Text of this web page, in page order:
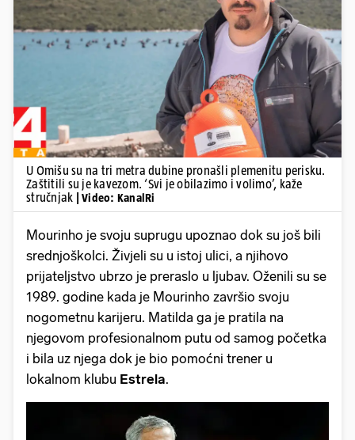
Pokretanje videa...
U Omišu su na tri metra dubine pronašli plemenitu perisku.
Zaštitili su je kavezom. ‘Svi je obilazimo i volimo’, kaže
stručnjak
| Video: KanalRi
Mourinho je svoju suprugu upoznao dok su još bili
srednjoškolci. Živjeli su u istoj ulici, a njihovo
prijateljstvo ubrzo je preraslo u ljubav. Oženili su se
1989. godine kada je Mourinho završio svoju
nogometnu karijeru. Matilda ga je pratila na
njegovom profesionalnom putu od samog početka
i bila uz njega dok je bio pomoćni trener u
lokalnom klubu Estrela.